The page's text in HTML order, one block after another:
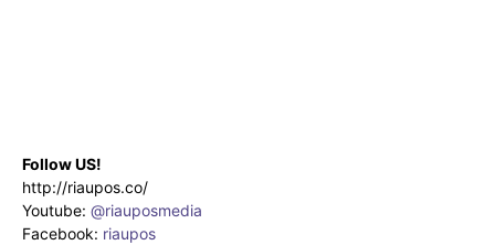
Follow US!
http://riaupos.co/
Youtube: @riauposmedia
Facebook: riaupos